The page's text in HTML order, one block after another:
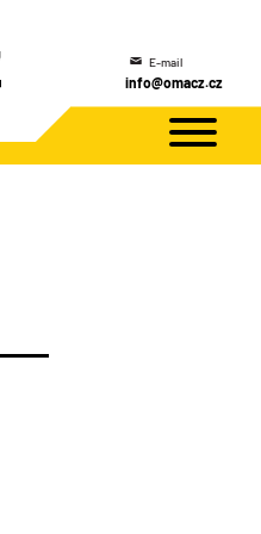
E-mail
info@omacz.cz